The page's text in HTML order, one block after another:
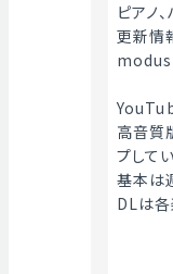
ピアノ
更新情
高音質
プして
基本は
DLは各